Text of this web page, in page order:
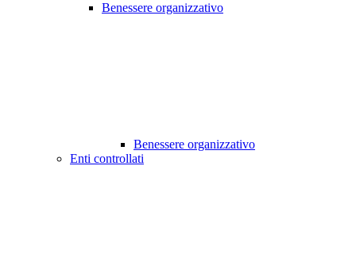
Benessere organizzativo
Benessere organizzativo
Enti controllati